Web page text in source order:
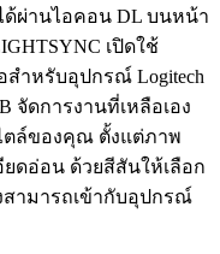
ด้ผ่านไอคอน DL บนหน้า
เปิดใช้
สำหรับอุปกรณ์ Logitech
จัดการงานที่เหลือเอง
ตล์ของคุณ ตั้งแต่ภาพ
ดอ่อน ด้วยสีสันให้เลือก
สามารถเข้ากับอุปกรณ์